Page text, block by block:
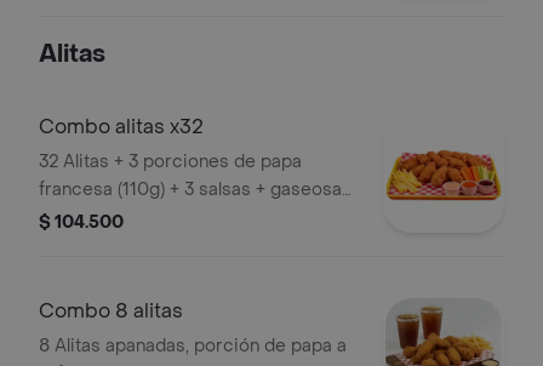
Alitas
Combo alitas x32
32 Alitas + 3 porciones de papa
francesa (110g) + 3 salsas + gaseosa
litro coca cola + zanohoria y apio
$ 104.500
Combo 8 alitas
8 Alitas apanadas, porción de papa a